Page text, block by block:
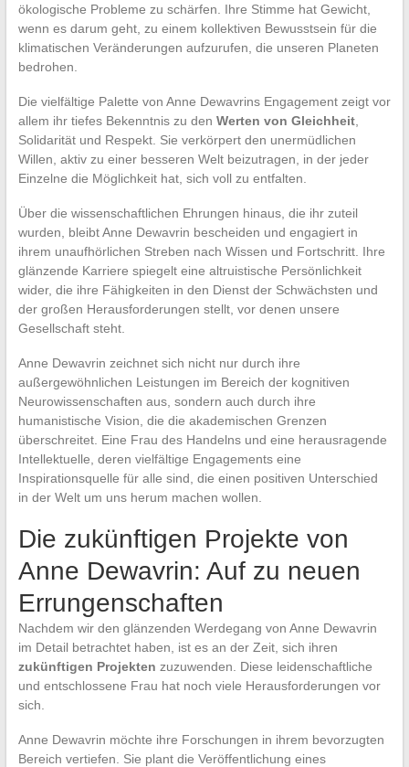
ökologische Probleme zu schärfen. Ihre Stimme hat Gewicht,
wenn es darum geht, zu einem kollektiven Bewusstsein für die
klimatischen Veränderungen aufzurufen, die unseren Planeten
bedrohen.
Die vielfältige Palette von Anne Dewavrins Engagement zeigt vor
allem ihr tiefes Bekenntnis zu den Werten von Gleichheit,
Solidarität und Respekt. Sie verkörpert den unermüdlichen
Willen, aktiv zu einer besseren Welt beizutragen, in der jeder
Einzelne die Möglichkeit hat, sich voll zu entfalten.
Über die wissenschaftlichen Ehrungen hinaus, die ihr zuteil
wurden, bleibt Anne Dewavrin bescheiden und engagiert in
ihrem unaufhörlichen Streben nach Wissen und Fortschritt. Ihre
glänzende Karriere spiegelt eine altruistische Persönlichkeit
wider, die ihre Fähigkeiten in den Dienst der Schwächsten und
der großen Herausforderungen stellt, vor denen unsere
Gesellschaft steht.
Anne Dewavrin zeichnet sich nicht nur durch ihre
außergewöhnlichen Leistungen im Bereich der kognitiven
Neurowissenschaften aus, sondern auch durch ihre
humanistische Vision, die die akademischen Grenzen
überschreitet. Eine Frau des Handelns und eine herausragende
Intellektuelle, deren vielfältige Engagements eine
Inspirationsquelle für alle sind, die einen positiven Unterschied
in der Welt um uns herum machen wollen.
Die zukünftigen Projekte von
Anne Dewavrin: Auf zu neuen
Errungenschaften
Nachdem wir den glänzenden Werdegang von Anne Dewavrin
im Detail betrachtet haben, ist es an der Zeit, sich ihren
zukünftigen Projekten zuzuwenden. Diese leidenschaftliche
und entschlossene Frau hat noch viele Herausforderungen vor
sich.
Anne Dewavrin möchte ihre Forschungen in ihrem bevorzugten
Bereich vertiefen. Sie plant die Veröffentlichung eines